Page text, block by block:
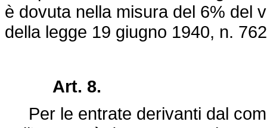
è dovuta nella misura del 6% del
della legge 19 giugno 1940, n. 762
Art. 8.
Per le entrate derivanti dal